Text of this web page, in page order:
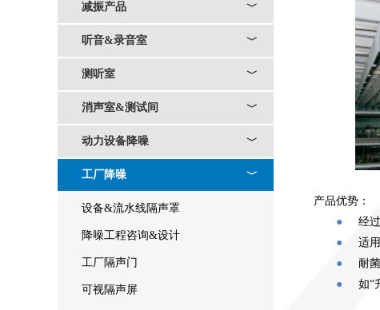
﹀
减振产品
﹀
听音&录音室
﹀
测听室
﹀
消声室&测试间
﹀
动力设备降噪
﹀
工厂降噪
设备&流水线隔声罩
降噪工程咨询&设计
工厂隔声门
可视隔声屏
产品优势：
● 经
●
适
●
耐菌
●
如“